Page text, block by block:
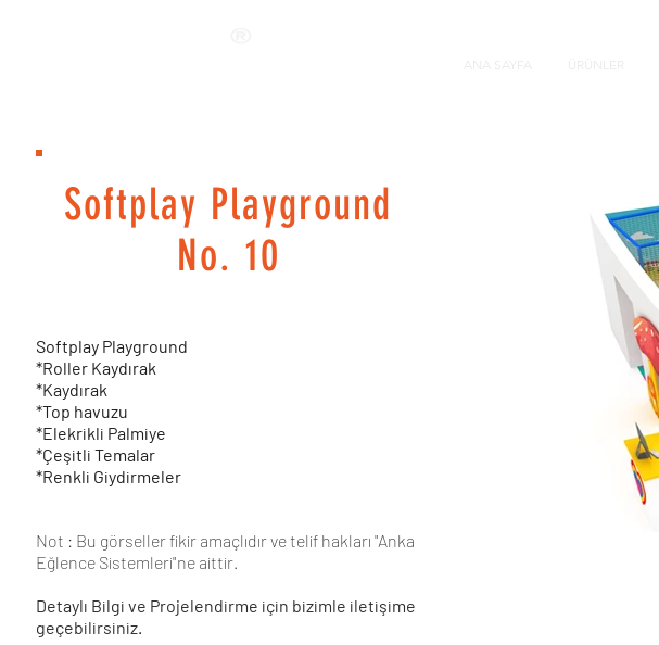
ANA SAYFA ÜRÜNLER
Softplay Playground
No. 10
Softplay Playground
*Roller Kaydırak
*Kaydırak
*Top havuzu
*Elekrikli Palmiye
*Çeşitli Temalar
*Renkli Giydirmeler
Not : Bu görseller fikir amaçlıdır ve telif hakları "Anka
Eğlence Sistemleri"ne aittir.
Detaylı Bilgi ve Projelendirme için bizimle iletişime
geçebilirsiniz.